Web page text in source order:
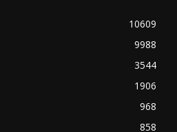
10609
9988
3544
1906
968
858